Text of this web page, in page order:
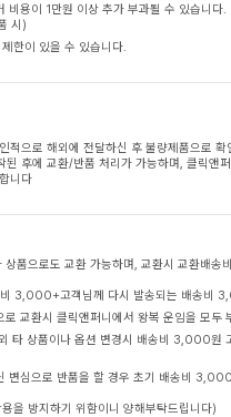
비용이 1만원 이상 추가 부과될 수 있습니다
시)
한이 있을 수 있습니다.
적으로 해외에 전달하신 후 불량제품으로 확
된 후에 교환/반품 처리가 가능하며, 클릭앤
니다
상품으로도 교환 가능하며, 교환시 교환배
비 3,000+고객님께 다시 발송되는 배송비
교환시 클릭앤퍼니에서 왕복 운임을 모두
타 상품이나 옵션 변경시 배송비 3,000원
변심으로 반품을 할 경우 초기 배송비
을 방지하기 위함이니 양해부탁드립니다)